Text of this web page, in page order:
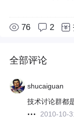
76 2
全部评论
shucaiguan
技术讨论群都
2010-10-